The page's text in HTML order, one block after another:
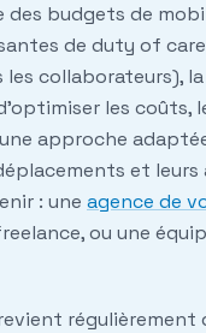
des budgets de
de duty of care
les collaborateurs),
les coûts,
approche
et leurs
: une agence de
ou une
régulièrement